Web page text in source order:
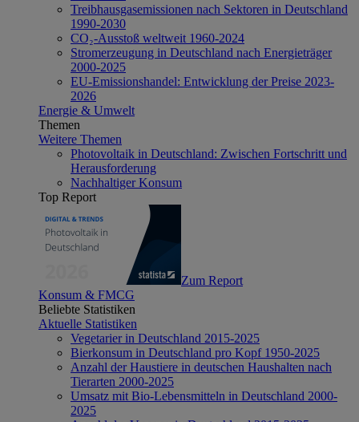
Treibhausgasemissionen nach Sektoren in Deutschland
1990-2030
CO₂-Ausstoß weltweit 1960-2024
Stromerzeugung in Deutschland nach Energieträger
2000-2025
EU-Emissionshandel: Entwicklung der Preise 2023-
2026
Energie & Umwelt
Themen
Weitere Themen
Photovoltaik in Deutschland: Zwischen Fortschritt und
Herausforderung
Nachhaltiger Konsum
Top Report
Zum Report
Konsum & FMCG
Beliebte Statistiken
Aktuelle Statistiken
Vegetarier in Deutschland 2015-2025
Bierkonsum in Deutschland pro Kopf 1950-2025
Anzahl der Haustiere in deutschen Haushalten nach
Tierarten 2000-2025
Umsatz mit Bio-Lebensmitteln in Deutschland 2000-
2025